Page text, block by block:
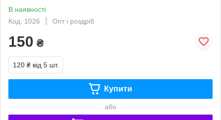
В наявності
Код: 1026
Опт і роздріб
150 ₴
120 ₴ від 5 шт.
Купити
або